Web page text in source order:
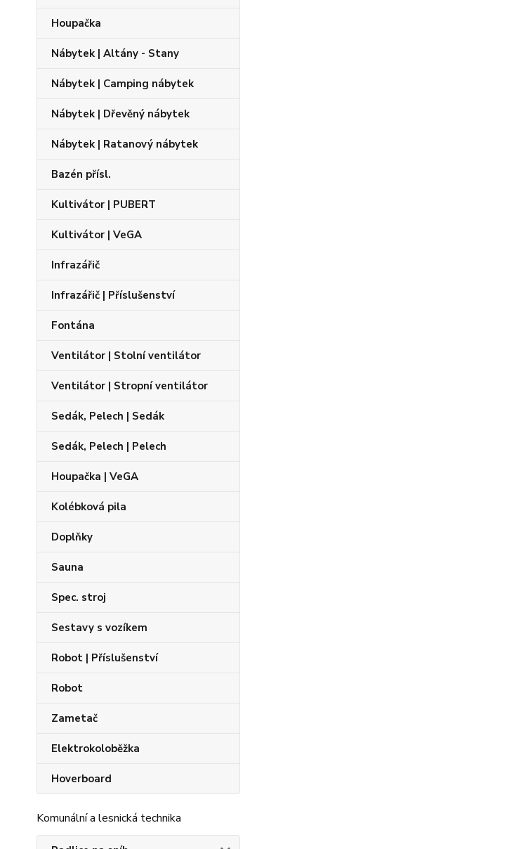
Houpačka
Nábytek | Altány - Stany
Nábytek | Camping nábytek
Nábytek | Dřevěný nábytek
Nábytek | Ratanový nábytek
Bazén přísl.
Kultivátor | PUBERT
Kultivátor | VeGA
Infrazářič
Infrazářič | Příslušenství
Fontána
Ventilátor | Stolní ventilátor
Ventilátor | Stropní ventilátor
Sedák, Pelech | Sedák
Sedák, Pelech | Pelech
Houpačka | VeGA
Kolébková pila
Doplňky
Sauna
Spec. stroj
Sestavy s vozíkem
Robot | Příslušenství
Robot
Zametač
Elektrokoloběžka
Hoverboard
Komunální a lesnická technika